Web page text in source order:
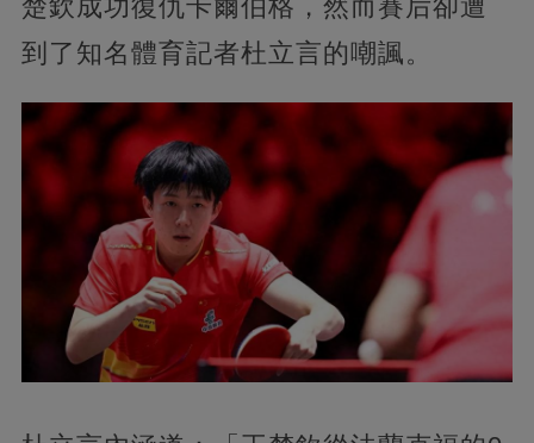
楚欽成功復仇卡爾伯格，然而賽后卻遭
到了知名體育記者杜立言的嘲諷。